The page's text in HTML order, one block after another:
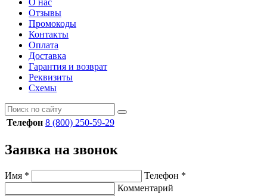
О нас
Отзывы
Промокоды
Контакты
Оплата
Доставка
Гарантия и возврат
Реквизиты
Схемы
Телефон 8 (800) 250-59-29
Заявка на звонок
Имя * Телефон *
Комментарий